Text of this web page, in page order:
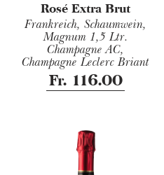
Rosé Extra Brut
Frankreich, Schaumwein,
Magnum 1,5 Ltr.
Champagne AC,
Champagne Leclerc Briant
Fr. 116.00